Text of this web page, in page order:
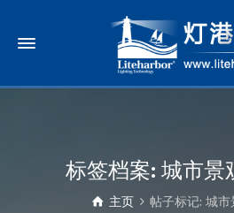
标签档案: 城市景
主页 帖子标记: 城